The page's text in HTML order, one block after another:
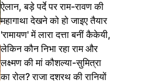
ऐलान, बड़े पर्दे पर राम-रावण की
महागाथा देखने को हो जाइए तैयार
'रामायण' में लारा दत्ता बनीं कैकेयी,
लेकिन कौन निभा रहा राम और
लक्ष्मण की मां कौशल्या-सुमित्रा
का रोल? राजा दशरथ की रानियों